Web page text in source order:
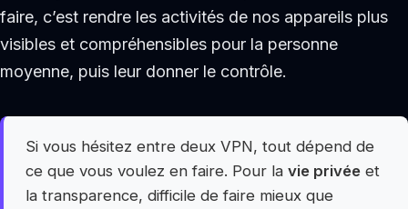
faire, c’est rendre les activités de nos appareils plus
visibles et compréhensibles pour la personne
moyenne, puis leur donner le contrôle.
Si vous hésitez entre deux VPN, tout dépend de
ce que vous voulez en faire. Pour la vie privéeet
la transparence, difficile de faire mieux que